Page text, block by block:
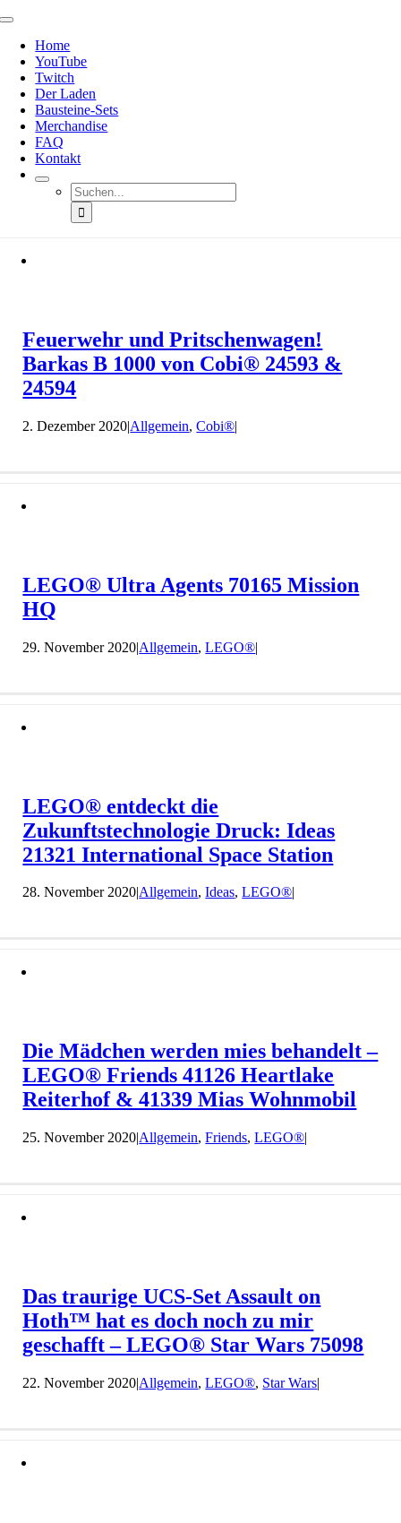
Zum
springen
Toggle
NavigationHome
YouTube
Twitch
Der Laden
Bausteine-Sets
Merchandise
FAQ
Kontakt
Suche
nach:
Feuerwehr und Pritschenwagen!
Barkas B 1000 von Cobi® 24593 &
24594
2. Dezember 2020|Allgemein,Cobi®|
LEGO® Ultra Agents 70165 Mission
HQ
29. November 2020|Allgemein,LEGO®|
LEGO® entdeckt die
Zukunftstechnologie Druck: Ideas
21321 International Space Station
28. November 2020|Allgemein,Ideas,LEGO®|
Die Mädchen werden mies behandelt –
LEGO® Friends 41126 Heartlake
Reiterhof & 41339 Mias Wohnmobil
25. November 2020|Allgemein,Friends,LEGO®|
Das traurige UCS-Set Assault on
Hoth™ hat es doch noch zu mir
geschafft – LEGO® Star Wars 75098
22. November 2020|Allgemein,LEGO®, Star Wars|